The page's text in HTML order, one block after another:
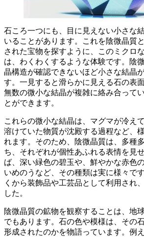
石ころ一つにも、目に見えない小さな
いることがあります。
これを陰微晶質
された宝物を探すように、このミクロ
は、わくわくするような体験です。陰
晶構造が確認できないほど小さな結晶
す。一見すると滑らかに見える石の表
無数の微小な結晶が複雑に絡み合って
とができます。
これらの微小な結晶は、 マグマが冷え
溶けていた物質が沈殿する過程など、
れます。そのため、陰微晶質は、多種
ち、それぞれが個性あふれる表情を見
ば、深い緑色の碧玉や、鮮やかな赤色
いめのうなど、その種類は実に様々で
くから装飾品や工芸品として利用され
した。
陰微晶質の鉱物を観察することは、 地
でもあります。石の色や模様は、その
形成されたのかを物語っています。例